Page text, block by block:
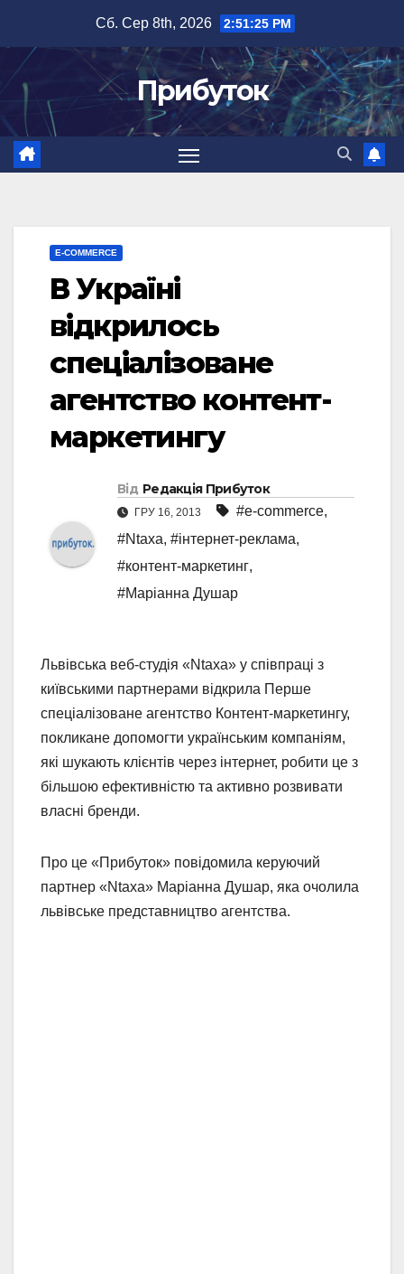
вмісту
Сб. Сер 8th, 2026 2:51:26 PM
Прибуток
E-COMMERCE
В Україні
відкрилось
спеціалізоване
агентство контент-
маркетингу
Від Редакція Прибуток
ГРУ 16, 2013 #e-commerce,
#Ntaxa, #інтернет-реклама,
#контент-маркетинг,
#Маріанна Душар
Львівська веб-студія «Ntaxa» у співпраці з
київськими партнерами відкрила Перше
спеціалізоване агентство Контент-маркетингу,
покликане допомогти українським компаніям,
які шукають клієнтів через інтернет, робити це з
більшою ефективністю та активно розвивати
власні бренди.
Про це «Прибуток» повідомила керуючий
партнер «Ntaxa» Маріанна Душар, яка очолила
львівське представництво агентства.